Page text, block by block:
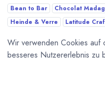
Bean to Bar Chocolat
Heinde & Verre
Latitude
Mehr lesen
Wir verwenden Cookies auf
besseres Nutzererlebnis zu